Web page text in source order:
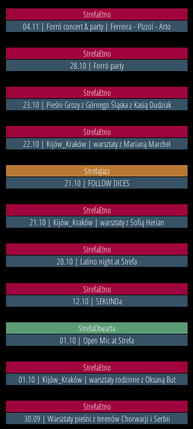
StrefaEtno
04.11 | Forró concert & party | Ferreira - PIzzol - Arto
StrefaEtno
28.10 | Forró party
StrefaEtno
23.10 | Pieśni Grozy z Górnego Śląska z Kasią Dudziak
StrefaEtno
22.10 | Kijów_Kraków | warsztaty z Marianą Marchel
StrefaJazz
21.10 | FOLLOW DICES
StrefaEtno
21.10 | Kijów_Kraków | warsztaty z Sofią Herian
StrefaEtno
20.10 | Latino night at Strefa
StrefaEtno
12.10 | SEKUNDa
StrefaOtwarta
01.10 | Open Mic at Strefa
StrefaEtno
01.10 | Kijów_Kraków | warsztaty rodzinne z Oksaną But
StrefaEtno
30.09 | Warsztaty pieśni z terenów Chorwacji i Serbii